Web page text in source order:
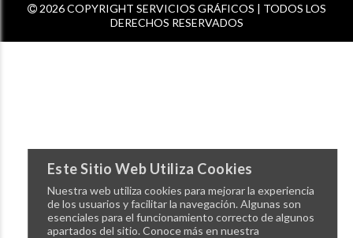
Este Sitio Web Utiliza Cookies
Nuestra web utiliza cookies para mejorar la experiencia
de los usuarios y facilitar la navegación. Algunas son
esenciales para el funcionamiento correcto de algunos
apartados del sitio. Conoce más en nuestra
2026 COPYRIGHT SERVICIOS GRÁFICOS | TODOS LOS
DERECHOS RESERVADOS